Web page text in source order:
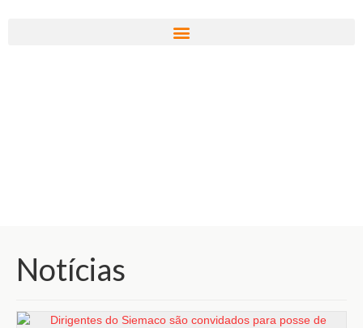
Notícias